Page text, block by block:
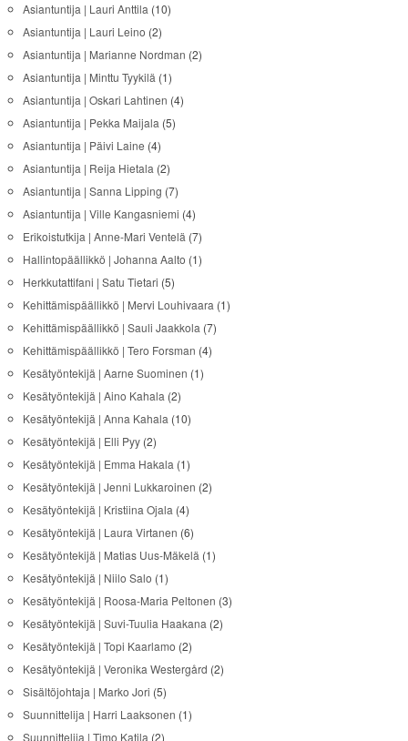
Asiantuntija | Lauri Anttila(10)
Asiantuntija | Lauri Leino (2)
Asiantuntija | Marianne Nordman (2)
Asiantuntija | Minttu Tyykilä(1)
Asiantuntija | Oskari Lahtinen (4)
Asiantuntija | Pekka Maijala(5)
Asiantuntija | Päivi Laine (4)
Asiantuntija | Reija Hietala(2)
Asiantuntija | Sanna Lipping (7)
Asiantuntija | Ville Kangasniemi (4)
Erikoistutkija | Anne-Mari Ventelä(7)
Hallintopäällikkö | Johanna Aalto (1)
Herkkutattifani | Satu Tietari (5)
Kehittämispäällikkö | Mervi Louhivaara(1)
Kehittämispäällikkö | Sauli Jaakkola(7)
Kehittämispäällikkö | Tero Forsman (4)
Kesätyöntekijä | Aarne Suominen (1)
Kesätyöntekijä | Aino Kahala(2)
Kesätyöntekijä | Anna Kahala(10)
Kesätyöntekijä | Elli Pyy(2)
Kesätyöntekijä | Emma Hakala(1)
Kesätyöntekijä | Jenni Lukkaroinen (2)
Kesätyöntekijä | Kristiina Ojala(4)
Kesätyöntekijä | Laura Virtanen (6)
Kesätyöntekijä | Matias Uus-Mäkelä(1)
Kesätyöntekijä | Niilo Salo (1)
Kesätyöntekijä | Roosa-Maria Peltonen (3)
Kesätyöntekijä | Suvi-Tuulia Haakana(2)
Kesätyöntekijä | Topi Kaarlamo (2)
Kesätyöntekijä | Veronika Westergård (2)
Sisältöjohtaja | Marko Jori (5)
Suunnittelija | Harri Laaksonen (1)
Suunnittelija | Timo Katila(2)